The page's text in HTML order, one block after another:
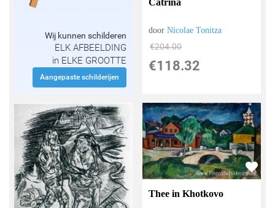
Wij kunnen schilderen
ELK AFBEELDING
in ELKE GROOTTE
Aangepaste schilderijen
Catrina
doorNicolae Tonitza
€204.00
€118.32
Thee in Khotkovo